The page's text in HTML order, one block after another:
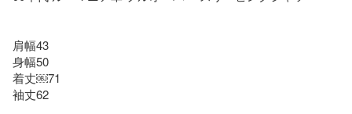
肩幅43
身幅50
着丈￼71
袖丈62